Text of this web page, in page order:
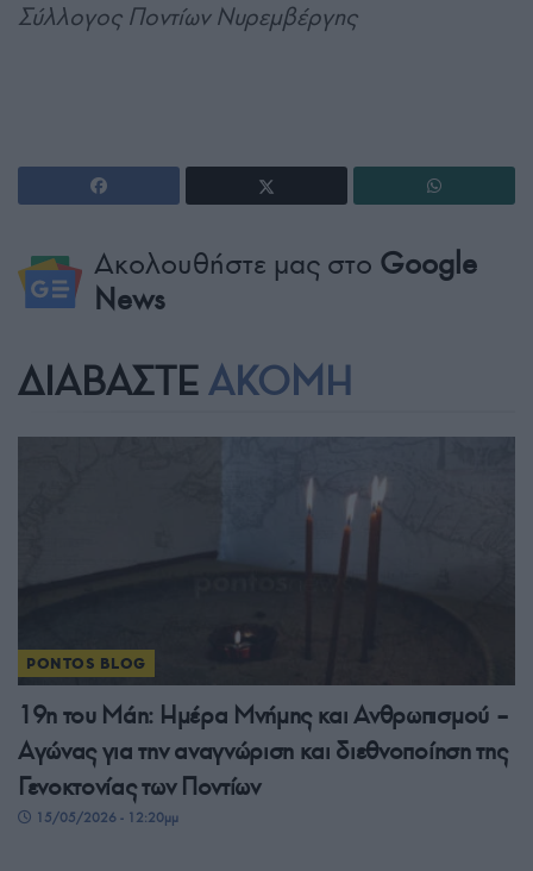
Σύλλογος Ποντίων Νυρεμβέργης
Ακολουθήστε μας στο Google
News
ΔΙΑΒΑΣΤΕ ΑΚΟΜΗ
PONTOS BLOG
19η του Μάη: Ημέρα Μνήμης και Ανθρωπισμού –
Αγώνας για την αναγνώριση και διεθνοποίηση της
Γενοκτονίας των Ποντίων
15/05/2026 - 12:20μμ